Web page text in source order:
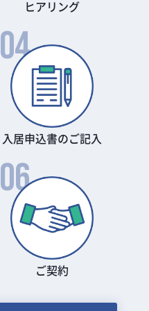
ヒアリング
04
入居申込書のご記入
06
ご契約